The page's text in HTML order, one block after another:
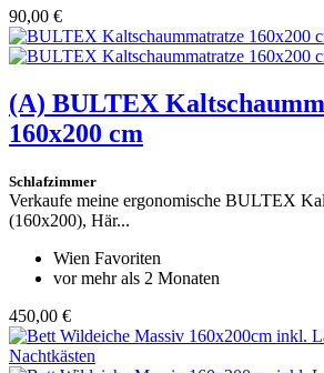
90,00 €
(A) BULTEX
160x200 cm
Schlafzimmer
Verkaufe meine ergonomische BULTEX
(160x200), Här...
Wien Favoriten
vor mehr als 2 Monaten
450,00 €